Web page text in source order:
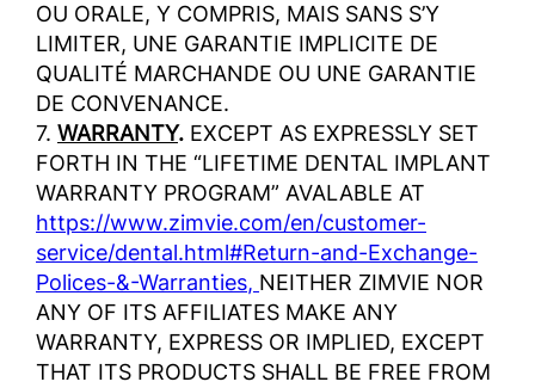
OU ORALE, Y COMPRIS, MAIS SANS S’Y
LIMITER, UNE GARANTIE IMPLICITE DE
QUALITÉ MARCHANDE OU UNE GARANTIE
DE CONVENANCE.
7. WARRANTY. EXCEPT AS EXPRESSLY SET
FORTH IN THE “LIFETIME DENTAL IMPLANT
WARRANTY PROGRAM” AVALABLE AT
https://www.zimvie.com/en/customer-
service/dental.html#Return-and-Exchange-
Polices-&-Warranties, NEITHER ZIMVIE NOR
ANY OF ITS AFFILIATES MAKE ANY
WARRANTY, EXPRESS OR IMPLIED, EXCEPT
THAT ITS PRODUCTS SHALL BE FREE FROM